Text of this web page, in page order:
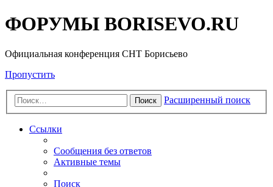
ФОРУМЫ BORISEVO.RU
Официальная конференция СНТ Борисьево
Пропустить
Поиск Расширенный поиск
Ссылки
Сообщения без ответов
Активные темы
Поиск